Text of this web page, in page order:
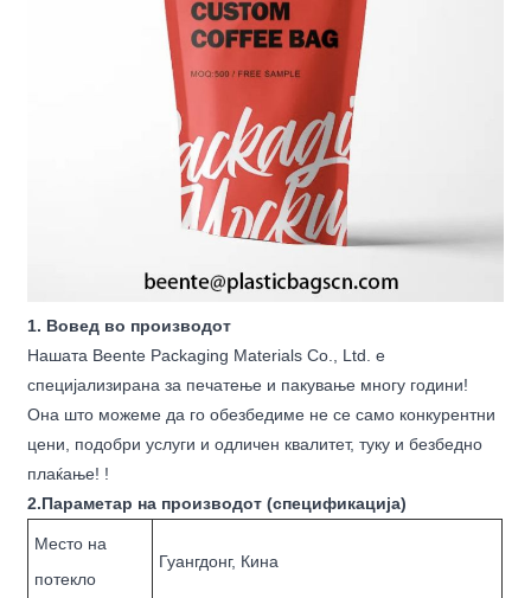
1. Вовед во производот
Нашата Beente Packaging Materials Co., Ltd. е
специјализирана за печатење и пакување многу години!
Она што можеме да го обезбедиме не се само конкурентни
цени, подобри услуги и одличен квалитет, туку и безбедно
плаќање! !
2.Параметар на производот (спецификација)
Место на
потекло
Гуангдонг, Кина